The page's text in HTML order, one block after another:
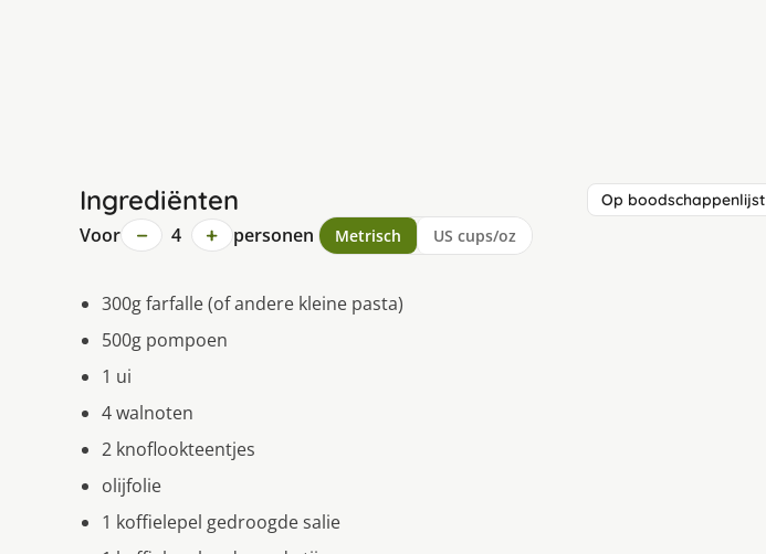
Ingrediënten Op boodschappenlijst
Voor − 4 + personen Metrisch US cups/oz
300g farfalle (of andere kleine pasta)
500g pompoen
1 ui
4 walnoten
2 knoflookteentjes
olijfolie
1 koffielepel gedroogde salie